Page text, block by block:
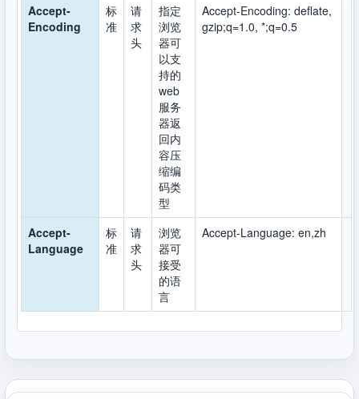
Accept-
Encoding
标
准
请
求
头
指定
浏览
器可
以支
持的
web
服务
器返
回内
容压
缩编
码类
型
Accept-Encoding: deflate,
gzip;q=1.0, *;q=0.5
Accept-
Language
标
准
请
求
头
浏览
器可
接受
的语
言
Accept-Language: en,zh